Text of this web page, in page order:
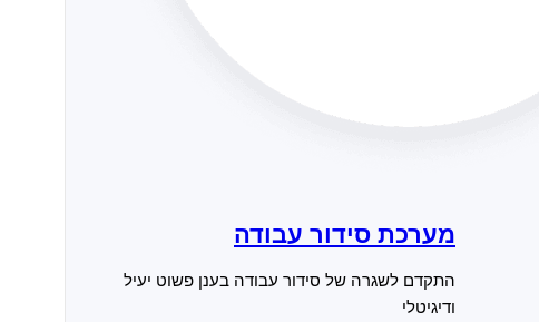
מערכת סידור עבודה
התקדם לשגרה של סידור עבודה בענן פשוט יעיל
ודיגיטלי